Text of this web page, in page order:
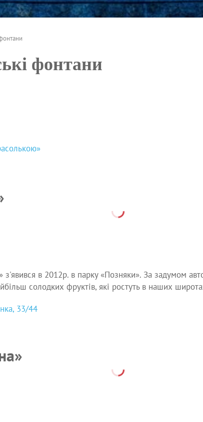
фонтани
з'явився в 2012р. в парку «Позняки». За задумом
солодких фруктів, які ростуть в наших
33/44